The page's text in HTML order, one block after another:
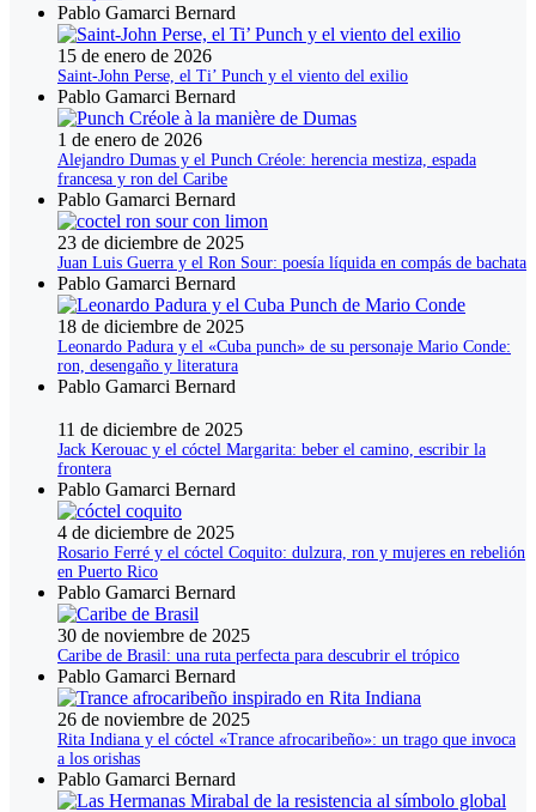
Pablo Gamarci Bernard
15 de enero de 2026
Saint-John Perse, el Ti’ Punch y el viento del exilio
Pablo Gamarci Bernard
1 de enero de 2026
Alejandro Dumas y el Punch Créole: herencia mestiza, espada
francesa y ron del Caribe
Pablo Gamarci Bernard
23 de diciembre de 2025
Juan Luis Guerra y el Ron Sour: poesía líquida en compás de bachata
Pablo Gamarci Bernard
18 de diciembre de 2025
Leonardo Padura y el «Cuba punch» de su personaje Mario Conde:
ron, desengaño y literatura
Pablo Gamarci Bernard
11 de diciembre de 2025
Jack Kerouac y el cóctel Margarita: beber el camino, escribir la
frontera
Pablo Gamarci Bernard
4 de diciembre de 2025
Rosario Ferré y el cóctel Coquito: dulzura, ron y mujeres en rebelión
en Puerto Rico
Pablo Gamarci Bernard
30 de noviembre de 2025
Caribe de Brasil: una ruta perfecta para descubrir el trópico
Pablo Gamarci Bernard
26 de noviembre de 2025
Rita Indiana y el cóctel «Trance afrocaribeño»: un trago que invoca
a los orishas
Pablo Gamarci Bernard